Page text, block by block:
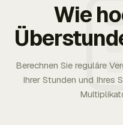
Wie
Berechnen Sie reguläre
Ihrer Stunden und Ihres